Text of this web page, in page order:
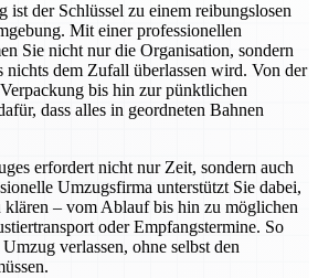
ist der Schlüssel zu einem reibungslosen
Mit einer professionellen
Sie nicht nur die Organisation, sondern
nichts dem Zufall überlassen wird. Von der
bis hin zur pünktlichen
dass alles in geordneten Bahnen
erfordert nicht nur Zeit, sondern auch
Umzugsfirma unterstützt Sie dabei,
– vom Ablauf bis hin zu möglichen
oder Empfangstermine. So
verlassen, ohne selbst den